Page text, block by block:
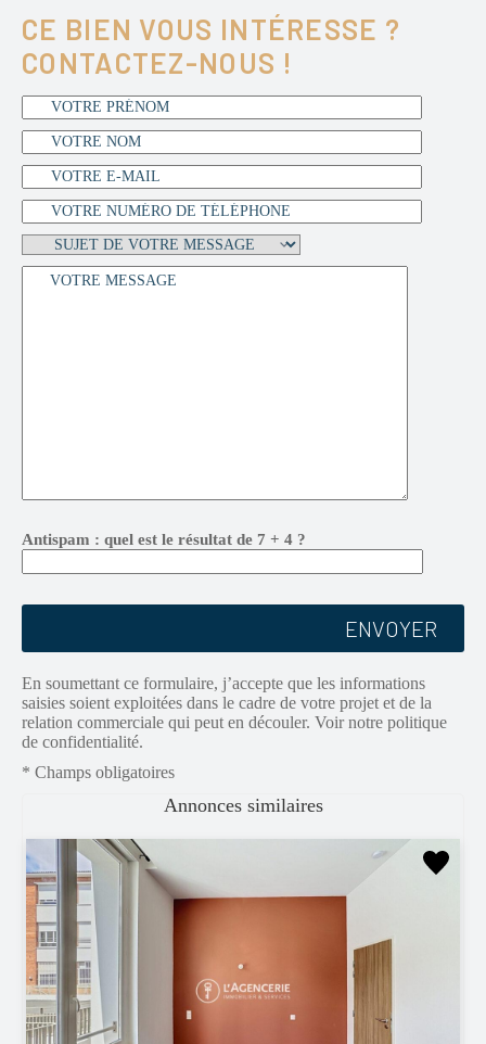
CE BIEN VOUS INTÉRESSE ?
CONTACTEZ-NOUS !
e
i
z
a
i
s
s
h
a
m
p
v
d
e
.
Antispam : quel est le résultat de 7 + 4 ?
En soumettant ce formulaire, j’accepte que les informations
saisies soient exploitées dans le cadre de votre projet et de la
relation commerciale qui peut en découler. Voir notre politique
de confidentialité.
* Champs obligatoires
Annonces similaires